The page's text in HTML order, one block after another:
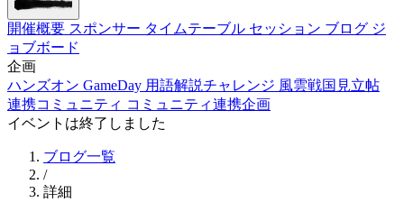
開催概要 スポンサー タイムテーブル セッション ブログ ジ
ョブボード
企画
ハンズオン GameDay 用語解説チャレンジ 風雲戦国見立帖
連携コミュニティ コミュニティ連携企画
イベントは終了しました
ブログ一覧
/
詳細